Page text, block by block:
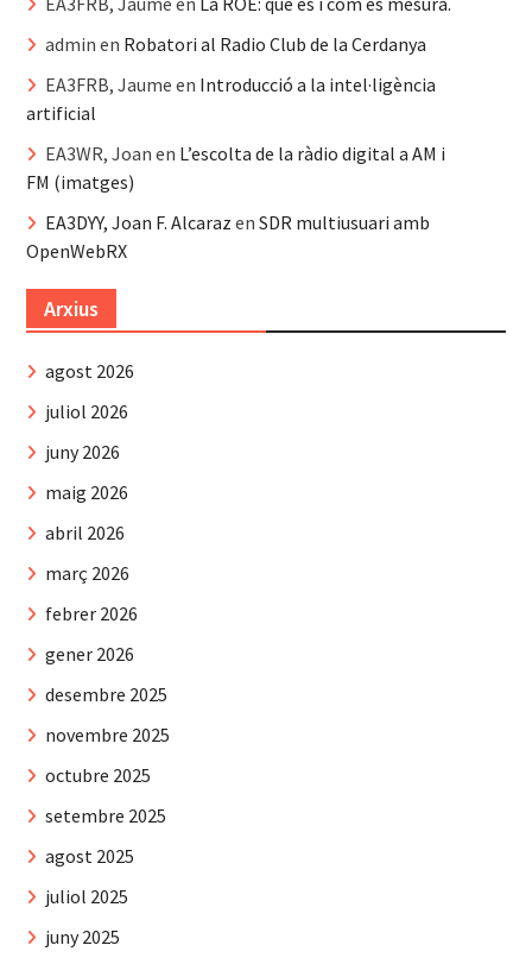
admin en Robatori al Radio Club de la Cerdanya
EA3FRB, Jaume en Introducció a la intel·ligència
artificial
EA3WR, Joan en L’escolta de la ràdio digital a AM i
FM (imatges)
EA3DYY, Joan F. Alcaraz en SDR multiusuari amb
OpenWebRX
Arxius
agost 2026
juliol 2026
juny 2026
maig 2026
abril 2026
març 2026
febrer 2026
gener 2026
desembre 2025
novembre 2025
octubre 2025
setembre 2025
agost 2025
juliol 2025
juny 2025